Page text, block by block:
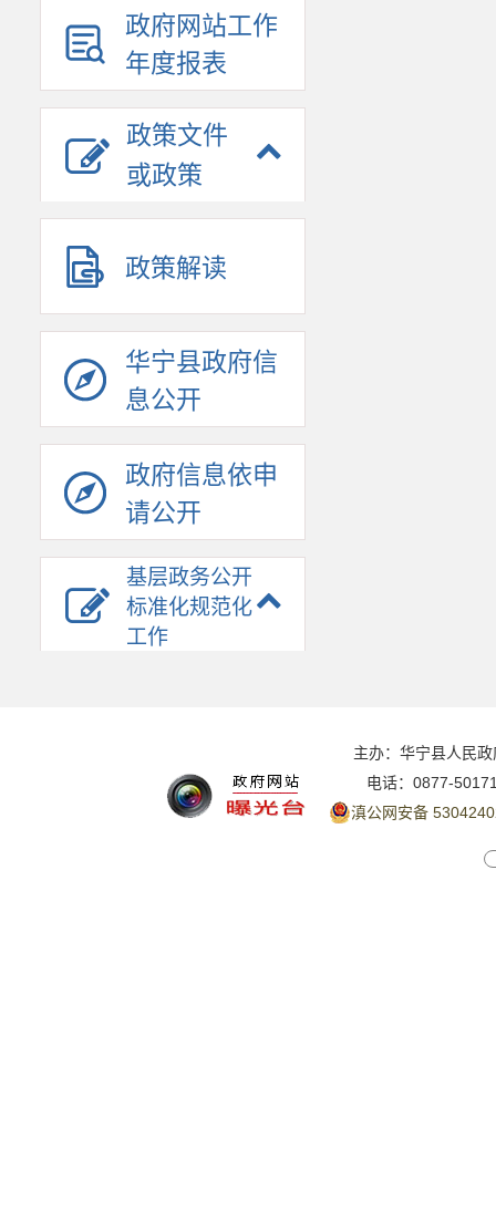
政府网站工作
年度报表
政策文件
或政策
政策解读
华宁县政府信
息公开
政府信息依申
请公开
基层政务公开
标准化规范化
工作
主办：华宁县人民
电话：0877-
滇公网安备